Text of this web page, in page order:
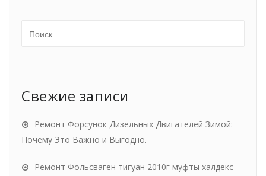
Свежие записи
Ремонт Форсунок Дизельных Двигателей Зимой:
Почему Это Важно и Выгодно.
Ремонт Фольсваген тигуан 2010г муфты халдекс